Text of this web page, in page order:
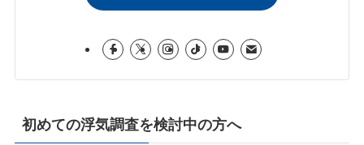
初めての浮気調査を検討中の方へ